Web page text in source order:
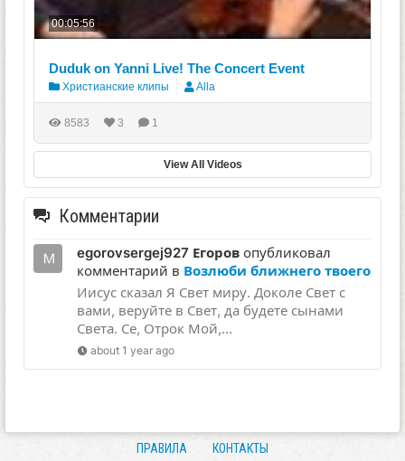
00:05:56
Duduk on Yanni Live! The Concert Event
Христианские клипы Alla
8583 3 1
View All Videos
Комментарии
egorovsergej927 Егоров опубликовал
комментарий в Возлюби ближнего твоего
Иисус сказал Я Свет миру. Доколе Свет с
вами, веруйте в Свет, да будете сынами
Света. Се, Отрок Мой,...
about 1 year ago
ПРАВИЛА КОНТАКТЫ